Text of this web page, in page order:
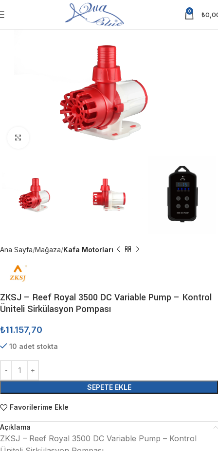
0 ₺
Ana Sayfa Mağaza Kafa Motorları
ZKSJ – Reef Royal 3500 DC Variable Pump – Kontrol
Üniteli Sirkülasyon Pompası
₺11.157,70
10 adet stokta
SEPETE EKLE
Favorilerime Ekle
Açıklama
ZKSJ – Reef Royal 3500 DC Variable Pump – Kontrol